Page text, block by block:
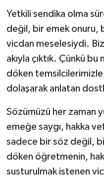
Yetkili sendika olma
değil, bir emek onuru,
vicdan meselesiydi. Biz
akıyla çıktık. Çünkü
döken
dolaşarak anlatan
Sözümüzü her zaman
emeğe saygı, hakka
sadece bir söz değil,
döken öğretmenin,
susturulmak istenen